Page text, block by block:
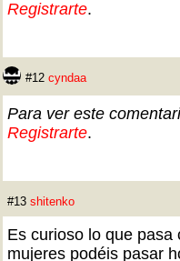
Registrarte.
#12 cyndaa
Para ver este
Registrarte.
#13 shitenko
Es curioso lo que
mujeres podéis pasar